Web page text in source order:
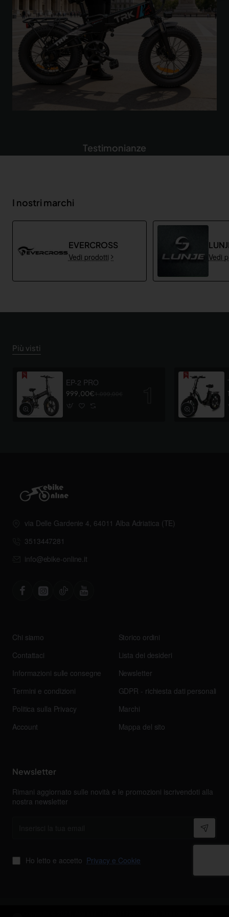
Testimonianze
I nostri marchi
EVERCROSS
Vedi prodotti Vedi
Più visti
EP-2 PRO
999,00€
via Delle Gardenie 4, 64011 Alba Adriatica (TE)
3513447281
info@ebike-online.it
Chi siamo
Contattaci
Informazioni sulle consegne
Termini e condizioni
Politica sulla Privacy
Account
Storico ordini
Lista dei desideri
Newsletter
GDPR - richiesta dati personali
Marchi
Mappa del sito
Newsletter
Rimani aggiornato sulle novità e le promozioni iscrivendoti alla
nostra newsletter
Ho letto e accetto Privacy e Cookie